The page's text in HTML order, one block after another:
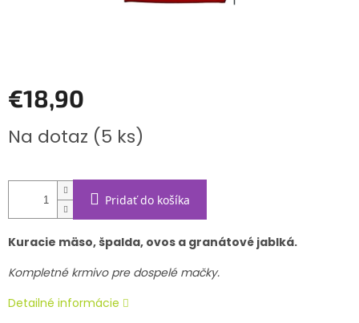
€18,90
cena:
Na dotaz (5 ks)
Pridať do košíka
Kuracie mäso, špalda, ovos a granátové jablká.
Kompletné krmivo pre dospelé mačky.
Detailné informácie